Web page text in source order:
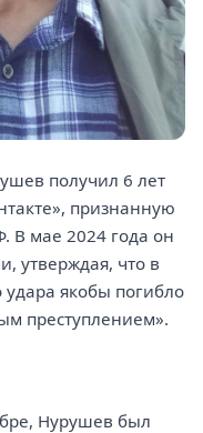
получил 6 лет
признанную
В мае 2024 года он
утверждая, что в
удара якобы погибло
преступлением».
Нурушев был